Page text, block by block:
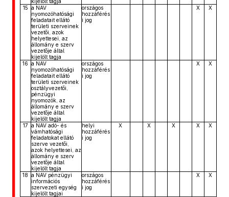
15 a NAV
nyomozóhatósági
feladatait ellátó
területi szerveinek
vezetői, azok
helyettesei, az
állomány e szerv
vezetője által
kijelölt tagja
országos
hozzáférés
i jog
X X
16 a NAV
nyomozóhatósági
feladatait ellátó
területi szerveinek
osztályvezetői,
pénzügyi
nyomozók, az
állomány e szerv
vezetője által
kijelölt tagja
országos
hozzáférés
i jog
X X
17 a NAV adó- és
vámhatósági
feladatokat ellátó
szerve vezetői,
azok helyettesei, az
állomány e szerv
vezetője által
kijelölt tagja
helyi
hozzáférés
i jog
X X X X X
18 a NAV pénzügyi
információs
szervezeti egység
kijelölt tagjai
országos
hozzáférés
i jog
X X